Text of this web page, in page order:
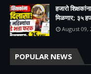
हजारो
मिळणार; ३५
August 09,
POPULAR NEWS